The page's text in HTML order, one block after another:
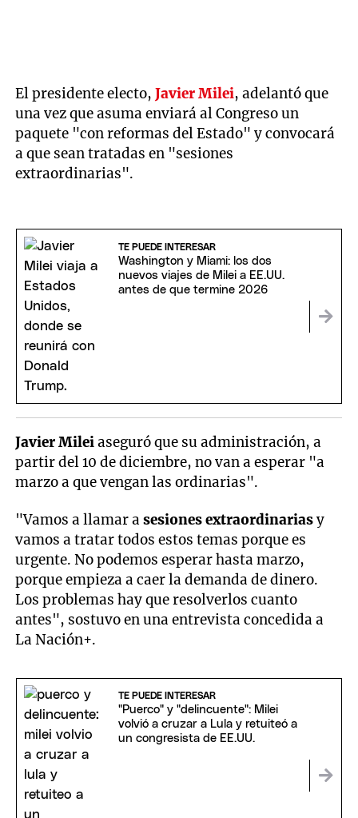
El presidente electo,Javier Milei, adelantó que
una vez que asuma enviará al Congreso un
paquete "con reformas del Estado" y convocará
a que sean tratadas en "sesiones
extraordinarias".
TE PUEDE INTERESAR
Washington y Miami: los dos
nuevos viajes de Milei a EE.UU.
antes de que termine 2026
Javier Mileiaseguró que su administración, a
partir del 10 de diciembre, no van a esperar "a
marzo a que vengan las ordinarias".
"Vamos a llamar asesiones extraordinariasy
vamos a tratar todos estos temas porque es
urgente. No podemos esperar hasta marzo,
porque empieza a caer la demanda de dinero.
Los problemas hay que resolverlos cuanto
antes", sostuvo en una entrevista concedida a
La Nación+.
TE PUEDE INTERESAR
"Puerco" y "delincuente": Milei
volvió a cruzar a Lula y retuiteó a
un congresista de EE.UU.